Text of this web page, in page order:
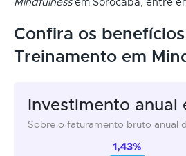
Confira os
Treinamento em
Investimento anual
Sobre o faturamento bruto anual